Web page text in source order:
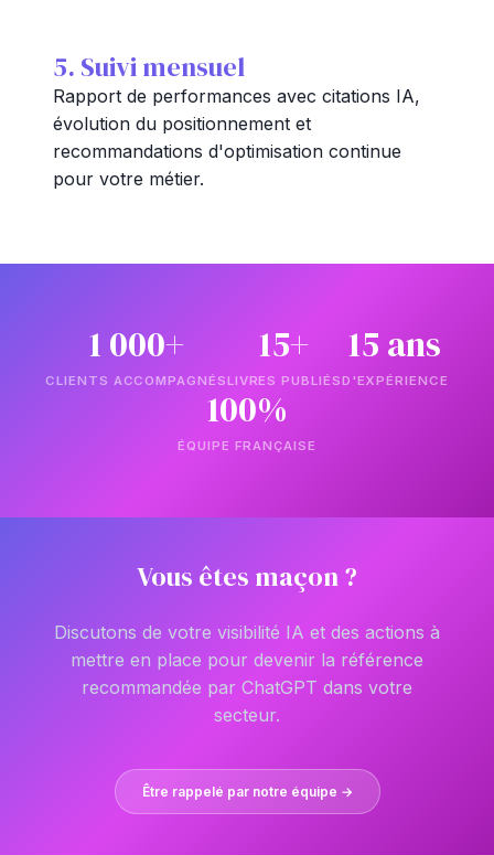
5. Suivi mensuel
Rapport de performances avec citations IA,
évolution du positionnement et
recommandations d'optimisation continue
pour votre métier.
1 000+
CLIENTS ACCOMPAGNÉS
15+
LIVRES PUBLIÉS
15 ans
D'EXPÉRIENCE
100%
ÉQUIPE FRANÇAISE
Vous êtes maçon ?
Discutons de votre visibilité IA et des actions à
mettre en place pour devenir la référence
recommandée par ChatGPT dans votre
secteur.
Être rappelé par notre équipe →